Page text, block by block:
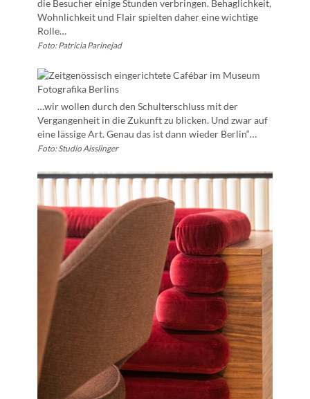
die Besucher einige Stunden verbringen. Behaglichkeit,
Wohnlichkeit und Flair spielten daher eine wichtige
Rolle…
Foto: Patricia Parinejad
…wir wollen durch den Schulterschluss mit der
Vergangenheit in die Zukunft zu blicken. Und zwar auf
eine lässige Art. Genau das ist dann wieder Berlin“…
Foto: Studio Aisslinger